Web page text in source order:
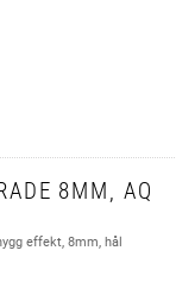
8MM, AQ
effekt, 8mm, hål